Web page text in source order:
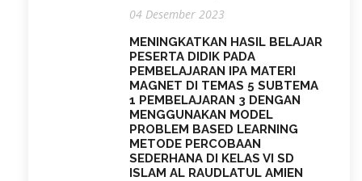
04 Desember 2023
MENINGKATKAN HASIL BELAJAR
PESERTA DIDIK PADA
PEMBELAJARAN IPA MATERI
MAGNET DI TEMAS 5 SUBTEMA
1 PEMBELAJARAN 3 DENGAN
MENGGUNAKAN MODEL
PROBLEM BASED LEARNING
METODE PERCOBAAN
SEDERHANA DI KELAS VI SD
ISLAM AL RAUDLATUL AMIEN